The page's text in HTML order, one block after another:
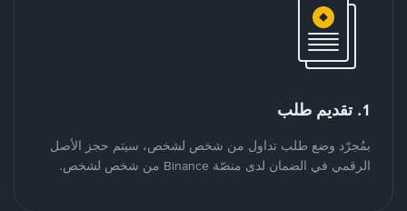
1. تقديم طلب
بمُجرّد وضع طلب تداول من شخص لشخص، سيتم حجز الأصل
الرقمي في الضمان لدى منصّة Binance من شخص لشخص.